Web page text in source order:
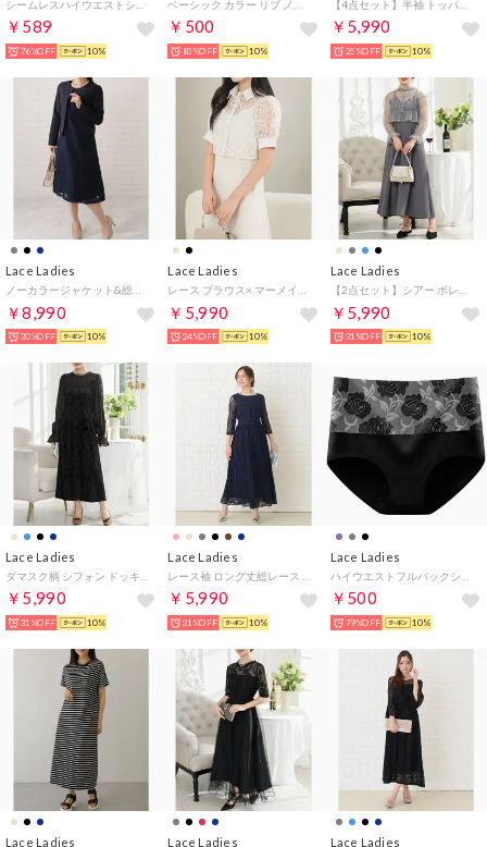
￥589
76%OFF 10%
￥500
83%OFF 10%
【4点セット】半袖 トッパー付き 総柄 タンキニ ハーフパンツ 水着【返品不可商品】 （C）
￥5,990
25%OFF 10%
Lace Ladies
￥8,990
30%OFF 10%
Lace Ladies
￥5,990
24%OFF 10%
Lace Ladies
￥5,990
31%OFF 10%
Lace Ladies
￥5,990
31%OFF 10%
Lace Ladies
￥5,990
31%OFF 10%
Lace Ladies
￥500
79%OFF 10%
Lace Ladies Lace Ladies Lace Ladies